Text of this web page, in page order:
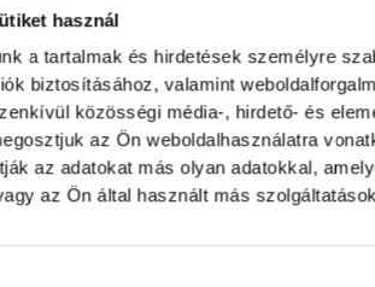
használ
a tartalmak és hirdetések személyre
biztosításához, valamint
közösségi média-, hirdető- és
az Ön weboldalhasználatra
az adatokat más olyan adatokkal,
az Ön által használt más
veszprémi
írása a önkormányzati
még egy turbina